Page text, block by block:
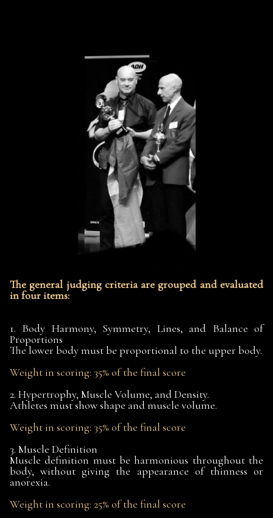
The general judging criteria are grouped and evaluated
in four items:
1. Body Harmony, Symmetry, Lines, and Balance of
Proportions
The lower body must be proportional to the upper body.
Weight in scoring: 35% of the final score
2. Hypertrophy, Muscle Volume, and Density.
Athletes must show shape and muscle volume.
Weight in scoring: 35% of the final score
3. Muscle Definition
Muscle definition must be harmonious throughout the
body, without giving the appearance of thinness or
anorexia.
Weight in scoring: 25% of the final score